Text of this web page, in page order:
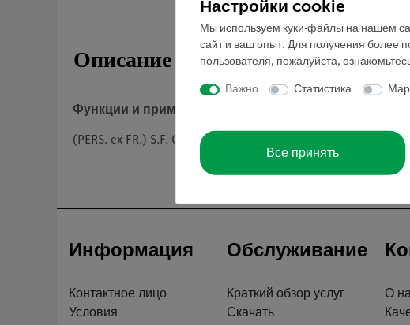
Описание
Функции и применение
(PERS. ex FR.) S.F. GRAY. Съедобный.
Информация
Контактное лицо
Условия
Обслуживание
Краткий обзор услуг
Скачать
О
Настройки cookie
Мы используем куки-файлы на нашем
сайт и ваш опыт. Для получения более
пользователя, пожалуйста,
Важно Статистика
Все принять